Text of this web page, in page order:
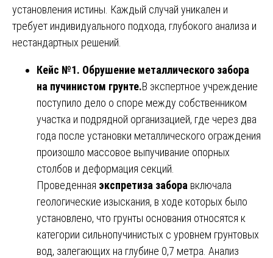
установления истины. Каждый случай уникален и
требует индивидуального подхода, глубокого анализа и
нестандартных решений.
Кейс №1. Обрушение металлического забора
на пучинистом грунте.В экспертное учреждение
поступило дело о споре между собственником
участка и подрядной организацией, где через два
года после установки металлического ограждения
произошло массовое выпучивание опорных
столбов и деформация секций.
Проведенная экспретиза забора включала
геологические изыскания, в ходе которых было
установлено, что грунты основания относятся к
категории сильнопучинистых с уровнем грунтовых
вод, залегающих на глубине 0,7 метра. Анализ